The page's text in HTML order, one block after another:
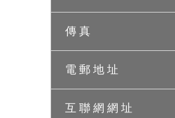
傳 真
電 郵 地 址
互 聯 網 網 址